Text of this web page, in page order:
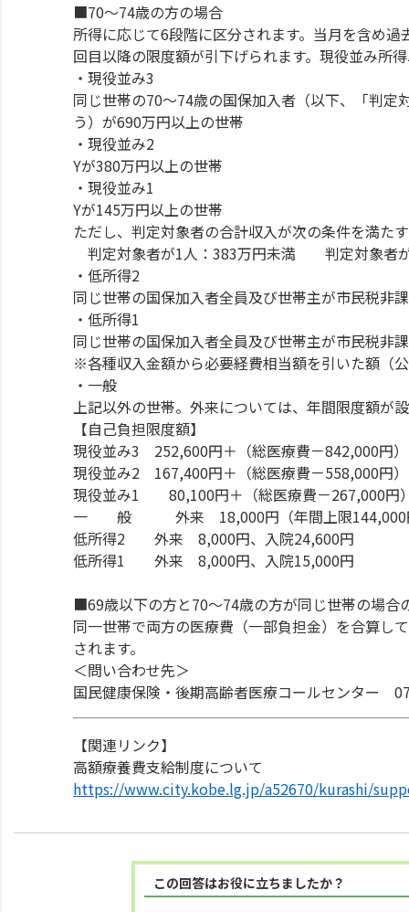
■70～74歳の方の場合
所得に応じて6段階に区分されます。当月を含め
回目以降の限度額が引下げられます。現役並み所
・現役並み3
同じ世帯の70～74歳の国保加入者（以下、「判
う）が690万円以上の世帯
・現役並み2
Yが380万円以上の世帯
・現役並み1
Yが145万円以上の世帯
ただし、判定対象者の合計収入が次の条件を満た
判定対象者が1人：383万円未満 判定対象者
・低所得2
同じ世帯の国保加入者全員及び世帯主が市民税非
・低所得1
同じ世帯の国保加入者全員及び世帯主が市民税非
※各種収入金額から必要経費相当額を引いた額（
・一般
上記以外の世帯。外来については、年間限度額が
【自己負担限度額】
現役並み3 252,600円＋（総医療費－842,000円
現役並み2 167,400円＋（総医療費－558,000円
現役並み1 80,100円＋（総医療費－267,000円
一 般 外来 18,000円（年間上限144,000円
低所得2 外来 8,000円、入院24,600円
低所得1 外来 8,000円、入院15,000円
■69歳以下の方と70～74歳の方が同じ世帯の場合
同一世帯で両方の医療費（一部負担金）を合算し
されます。
＜問い合わせ先＞
国民健康保険・後期高齢者医療コールセンター
【関連リンク】
高額療養費支給制度について
https://www.city.kobe.lg.jp/a52670/kurashi/
この回答はお役に立ちましたか？